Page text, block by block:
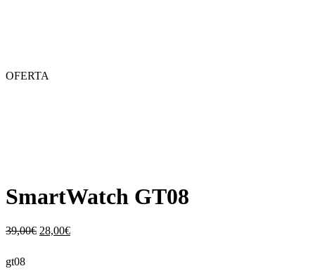
OFERTA
SmartWatch GT08
39,00€ El
28,00€El
gt08